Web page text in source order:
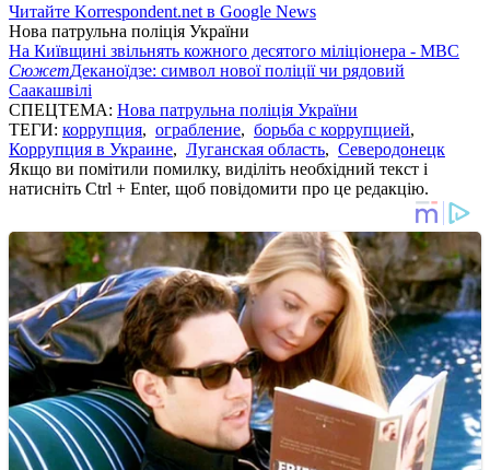
Читайте Korrespondent.net в Google News
Нова патрульна поліція України
На Київщині звільнять кожного десятого міліціонера - МВС
СюжетДеканоїдзе: cимвол нової поліції чи рядовий
Саакашвілі
СПЕЦТЕМА: Нова патрульна поліція України
ТЕГИ: коррупция, ограбление, борьба с коррупцией,
Коррупция в Украине, Луганская область, Северодонецк
Якщо ви помітили помилку, виділіть необхідний текст і
натисніть Ctrl + Enter, щоб повідомити про це редакцію.